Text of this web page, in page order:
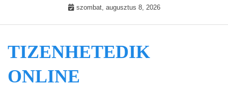
szombat, augusztus 8, 2026
TIZENHETEDIK
ONLINE